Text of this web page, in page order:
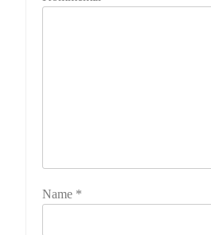
Name *